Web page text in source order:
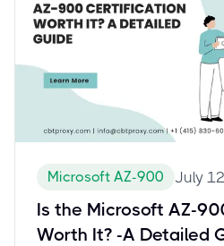
Microsoft AZ-900 July
Is the Microsoft AZ-
Worth It? -A Detailed